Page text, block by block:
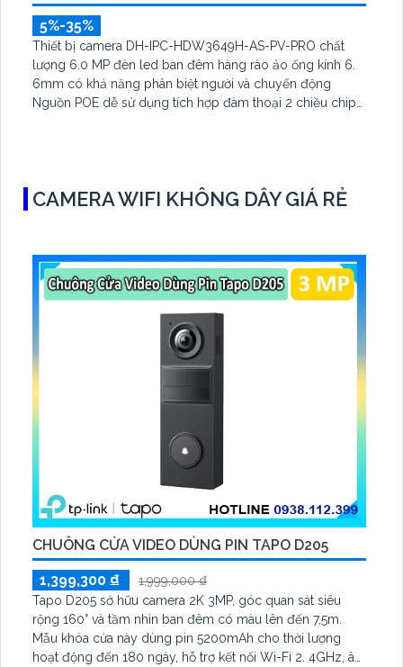
5%-35%
Thiết bị camera DH-IPC-HDW3649H-AS-PV-PRO chất
lượng 6.0 MP đèn led ban đêm hàng rào ảo ống kính 6.
6mm có khả năng phân biệt người và chuyển động
Nguồn POE dễ sử dụng tích hợp đàm thoại 2 chiều chip
CAMERA WIFI KHÔNG DÂY GIÁ RẺ
CHUÔNG CỬA VIDEO DÙNG PIN TAPO D205
1,399,300 ₫
1,999,000 ₫
Tapo D205 sở hữu camera 2K 3MP, góc quan sát siêu
rộng 160° và tầm nhìn ban đêm có màu lên đến 7,5m.
Mẫu khóa cửa này dùng pin 5200mAh cho thời lượng
hoạt động đến 180 ngày, hỗ trợ kết nối Wi-Fi 2. 4GHz, âm